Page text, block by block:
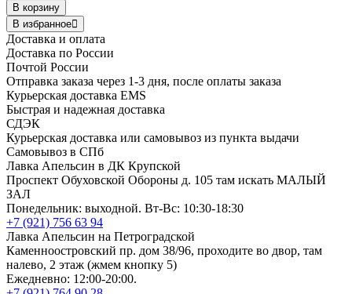
В корзину
В избранное
Доставка и оплата
Доставка по России
Почтой России
Отправка заказа через 1-3 дня, после оплаты заказа
Курьерская доставка EMS
Быстрая и надежная доставка
СДЭК
Курьерская доставка или самовывоз из пункта выдачи
Самовывоз в СПб
Лавка Апельсин в ДК Крупской
Проспект Обуховской Обороны д. 105 там искать МАЛЫЙ
ЗАЛ
Понедельник: выходной. Вт-Вс: 10:30-18:30
+7 (921) 756 63 94
Лавка Апельсин на Петроградской
Каменноостровский пр. дом 38/96, проходите во двор, там
налево, 2 этаж (жмем кнопку 5)
Ежедневно: 12:00-20:00.